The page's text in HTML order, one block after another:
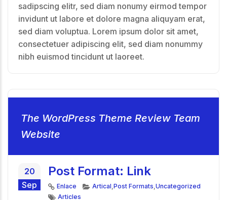
sadipscing elitr, sed diam nonumy eirmod tempor
invidunt ut labore et dolore magna aliquyam erat,
sed diam voluptua. Lorem ipsum dolor sit amet,
consectetuer adipiscing elit, sed diam nonummy
nibh euismod tincidunt ut laoreet.
The WordPress Theme Review Team
Website
20
Sep
Post Format: Link
Formato
Enlace Categorías
Artical Post Formats Uncategorized
Etiquetas
Articles